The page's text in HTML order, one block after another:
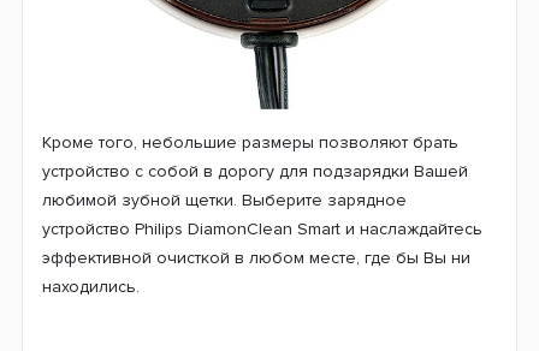
Кроме того, небольшие размеры позволяют брать
устройство с собой в дорогу для подзарядки Вашей
любимой зубной щетки. Выберите зарядное
устройство Philips DiamonClean Smart и наслаждайтесь
эффективной очисткой в любом месте, где бы Вы ни
находились.